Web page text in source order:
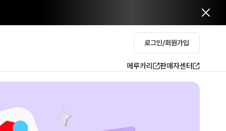
로그인/회원가입
메루카리 판매자센터